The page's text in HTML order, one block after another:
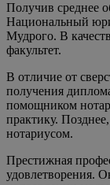
Получив среднее
Национальный
Мудрого. В
факультет.
В отличие от
получения
помощником
практику.
нотариусом.
Престижная
удовлетворения.